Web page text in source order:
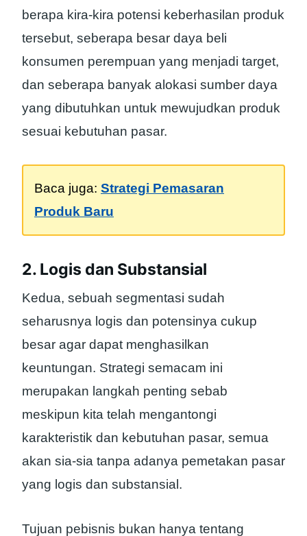
berapa kira-kira potensi keberhasilan produk
tersebut, seberapa besar daya beli
konsumen perempuan yang menjadi target,
dan seberapa banyak alokasi sumber daya
yang dibutuhkan untuk mewujudkan produk
sesuai kebutuhan pasar.
Baca juga: Strategi Pemasaran
Produk Baru
2. Logis dan Substansial
Kedua, sebuah segmentasi sudah
seharusnya logis dan potensinya cukup
besar agar dapat menghasilkan
keuntungan. Strategi semacam ini
merupakan langkah penting sebab
meskipun kita telah mengantongi
karakteristik dan kebutuhan pasar, semua
akan sia-sia tanpa adanya pemetakan pasar
yang logis dan substansial.
Tujuan pebisnis bukan hanya tentang